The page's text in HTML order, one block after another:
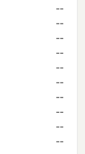
--
--
--
--
--
--
--
--
--
--